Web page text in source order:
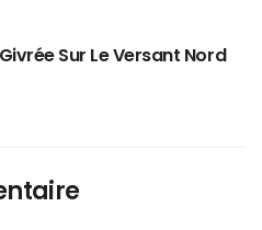
Sur Le Versant Nord